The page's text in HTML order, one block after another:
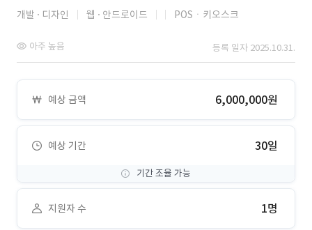
개발 디자인 웹 안드로이드 POSㆍ키오스크
아주 높음 등록 일자 2025.10.31.
예상 금액 6,000,000원
예상 기간 30일
기간 조율 가능
지원자 수 1명